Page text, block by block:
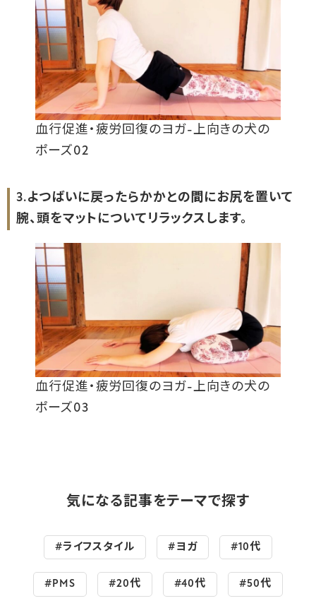
血行促進・疲労回復のヨガ-上向きの犬の
ポーズ02
3.よつばいに戻ったらかかとの間にお尻を置いて
腕、頭をマットについてリラックスします。
血行促進・疲労回復のヨガ-上向きの犬の
ポーズ03
気になる記事をテーマで探す
#ライフスタイル #ヨガ #10代
#PMS #20代 #40代 #50代